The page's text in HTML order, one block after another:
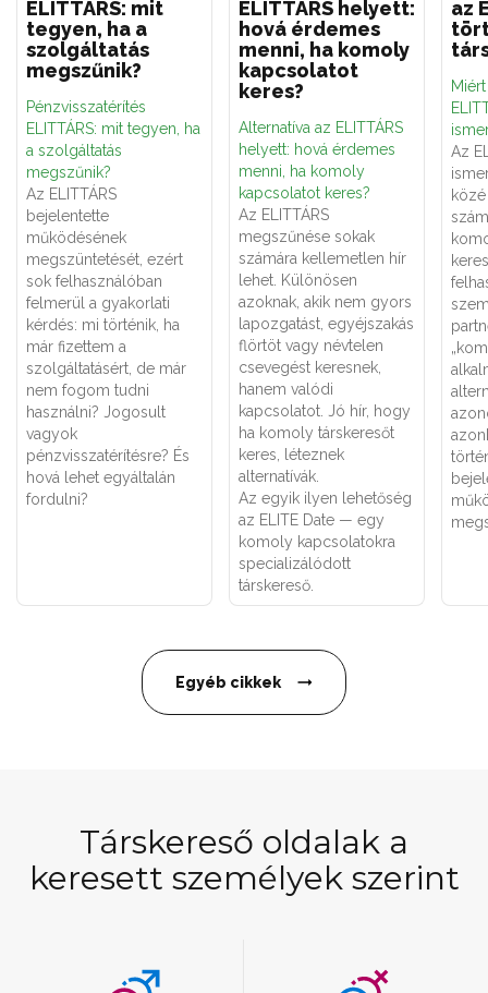
ELITTÁRS: mit
tegyen, ha a
szolgáltatás
megszűnik?
Pénzvisszatérítés
ELITTÁRS: mit tegyen, ha
a szolgáltatás
megszűnik?
Az ELITTÁRS
bejelentette
működésének
megszüntetését, ezért
sok felhasználóban
felmerül a gyakorlati
kérdés: mi történik, ha
már fizettem a
szolgáltatásért, de már
nem fogom tudni
használni? Jogosult
vagyok
pénzvisszatérítésre? És
hová lehet egyáltalán
fordulni?
ELITTÁRS helyett:
hová érdemes
menni, ha komoly
kapcsolatot
keres?
Alternatíva az ELITTÁRS
helyett: hová érdemes
menni, ha komoly
kapcsolatot keres?
Az ELITTÁRS
megszűnése sokak
számára kellemetlen hír
lehet. Különösen
azoknak, akik nem gyors
lapozgatást, egyéjszakás
flörtöt vagy névtelen
csevegést keresnek,
hanem valódi
kapcsolatot. Jó hír, hogy
ha komoly társkeresőt
keres, léteznek
alternatívák.
Az egyik ilyen lehetőség
az ELITE Date — egy
komoly kapcsolatokra
specializálódott
társkereső.
az
Az
Egyéb cikkek
Társkereső oldalak a
keresett személyek szerint